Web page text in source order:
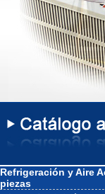
Refrigeración y Aire
piezas